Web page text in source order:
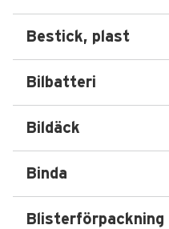
Bestick, plast
Bilbatteri
Bildäck
Binda
Blisterförpackning